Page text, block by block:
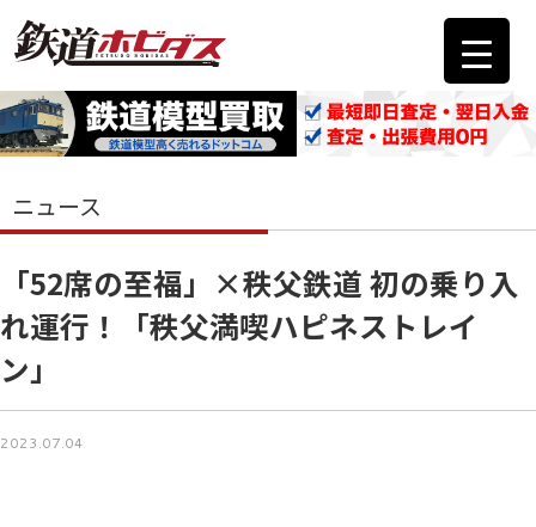
ニュース
「52席の至福」×秩父鉄道 初の乗り入
れ運行！「秩父満喫ハピネストレイ
ン」
2023.07.04